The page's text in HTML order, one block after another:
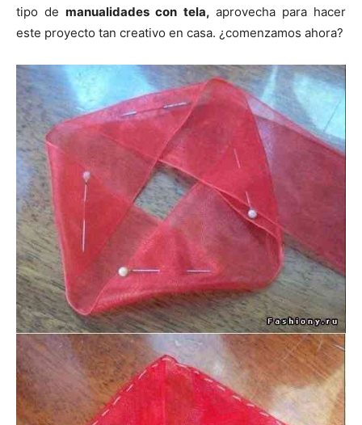
tipo demanualidades con tela, aprovecha para hacer
este proyecto tan creativo en casa. ¿comenzamos ahora?